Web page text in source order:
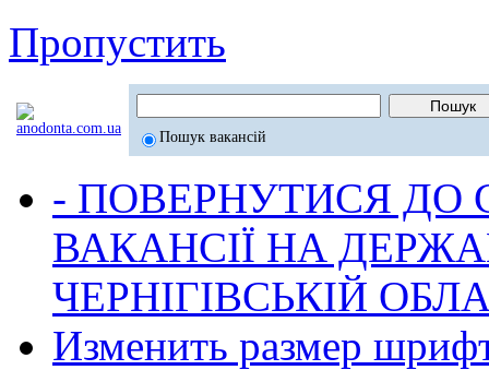
Пропустить
Пошук вакансій
- ПОВЕРНУТИСЯ ДО
ВАКАНСІЇ НА
ЧЕРНІГІВСЬКІЙ
Изменить размер